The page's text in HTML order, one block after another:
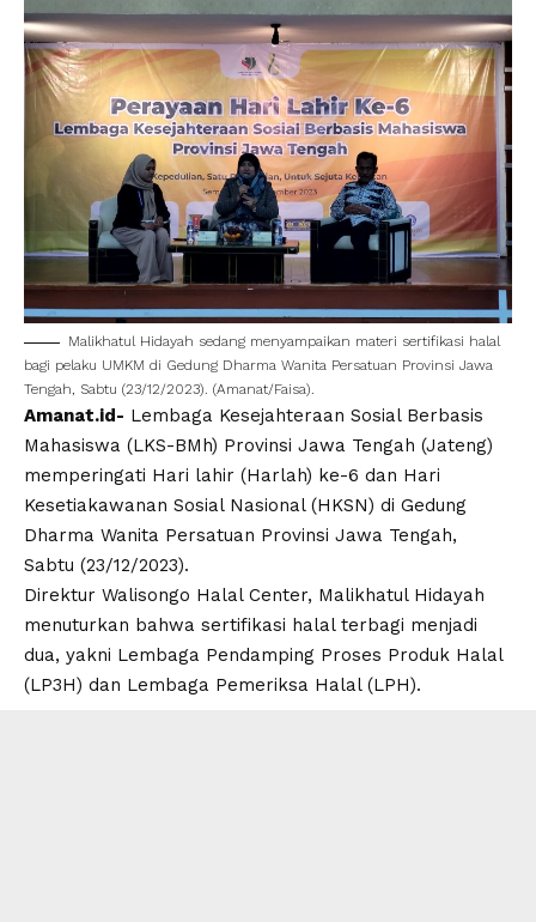
Malikhatul Hidayah sedang menyampaikan materi sertifikasi halal
bagi pelaku UMKM di Gedung Dharma Wanita Persatuan Provinsi Jawa
Tengah, Sabtu (23/12/2023). (Amanat/Faisa).
Amanat.id- Lembaga Kesejahteraan Sosial Berbasis
Mahasiswa (LKS-BMh) Provinsi Jawa Tengah (Jateng)
memperingati Hari lahir (Harlah) ke-6 dan Hari
Kesetiakawanan Sosial Nasional (HKSN) di Gedung
Dharma Wanita Persatuan Provinsi Jawa Tengah,
Sabtu (23/12/2023).
Direktur Walisongo Halal Center, Malikhatul Hidayah
menuturkan bahwa sertifikasi halal terbagi menjadi
dua, yakni Lembaga Pendamping Proses Produk Halal
(LP3H) dan Lembaga Pemeriksa Halal (LPH).